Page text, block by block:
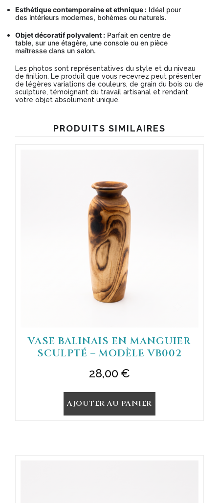
Esthétique contemporaine et ethnique : Idéal pour
des intérieurs modernes, bohèmes ou naturels.
Objet décoratif polyvalent : Parfait en centre de
table, sur une étagère, une console ou en pièce
maîtresse dans un salon.
Les photos sont représentatives du style et du niveau
de finition. Le produit que vous recevrez peut présenter
de légères variations de couleurs, de grain du bois ou de
sculpture, témoignant du travail artisanal et rendant
votre objet absolument unique.
PRODUITS SIMILAIRES
VASE BALINAIS EN MANGUIER
SCULPTÉ – MODÈLE VB002
28,00€
AJOUTER AU PANIER